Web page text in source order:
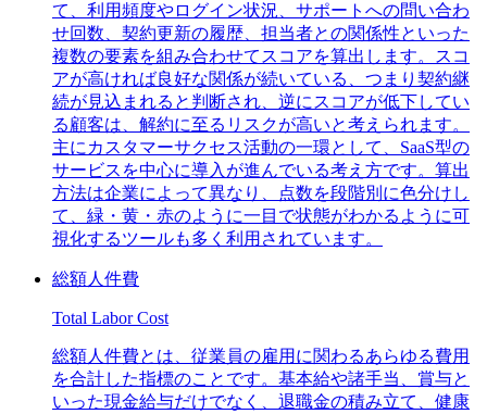
て、利用頻度やログイン状況、サポートへの問い合わ
せ回数、契約更新の履歴、担当者との関係性といった
複数の要素を組み合わせてスコアを算出します。スコ
アが高ければ良好な関係が続いている、つまり契約継
続が見込まれると判断され、逆にスコアが低下してい
る顧客は、解約に至るリスクが高いと考えられます。
主にカスタマーサクセス活動の一環として、SaaS型の
サービスを中心に導入が進んでいる考え方です。算出
方法は企業によって異なり、点数を段階別に色分けし
て、緑・黄・赤のように一目で状態がわかるように可
視化するツールも多く利用されています。
総額人件費
Total Labor Cost
総額人件費とは、従業員の雇用に関わるあらゆる費用
を合計した指標のことです。基本給や諸手当、賞与と
いった現金給与だけでなく、退職金の積み立て、健康